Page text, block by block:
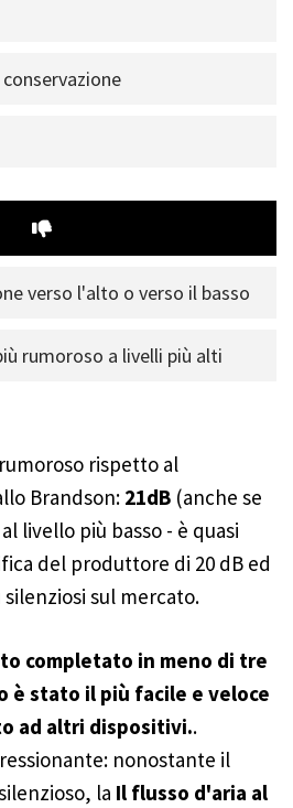
verso l'alto o verso il basso
rumoroso a livelli più alti
rispetto al
Brandson: 21dB (anche se
livello più basso - è quasi
del produttore di 20 dB ed
sul mercato.
completato in meno di tre
è stato il più facile e veloce
ad altri dispositivi..
nonostante il
la Il flusso d'aria al